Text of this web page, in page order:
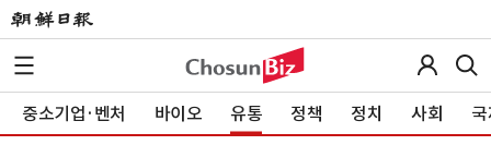
중소기업·벤처 바이오 유통 정책 정치 사회